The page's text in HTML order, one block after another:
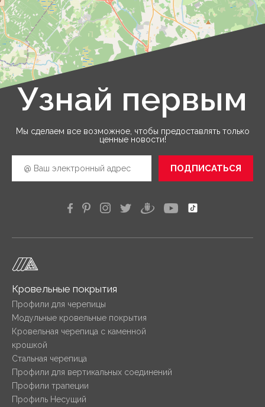
Узнай первым
Мы сделаем все возможное, чтобы предоставлять только
ценные новости!
ПОДПИСАТЬСЯ
Кровельные покрытия
Профили для черепицы
Модульные кровельные покрытия
Кровельная черепица с каменной
крошкой
Стальная черепица
Профили для вертикальных соединений
Профили трапеции
Профиль Несущий